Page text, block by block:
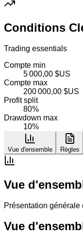
Conditions
Trading essentials
Compte min
5 000,00 $US
Compte max
200 000,00 $US
Profit split
80%
Drawdown max
10%
Vue d'ensemble Règles
Vue
Présentation
Vue